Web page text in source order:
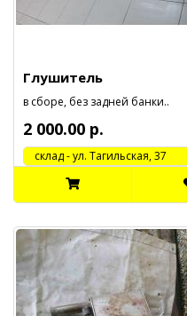
Глушитель
в сборе, без задней банки..
2 000.00 р.
cклад - ул. Тагильская, 37